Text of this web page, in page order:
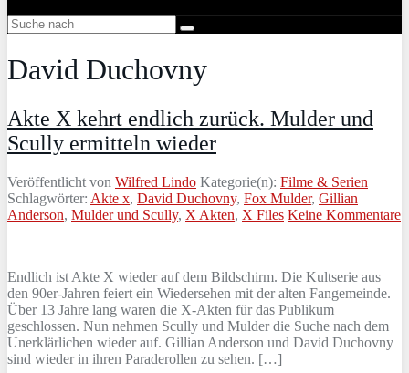
David Duchovny
Akte X kehrt endlich zurück. Mulder und
Scully ermitteln wieder
Veröffentlicht von Wilfred Lindo Kategorie(n): Filme & Serien
Schlagwörter: Akte x, David Duchovny, Fox Mulder, Gillian
Anderson, Mulder und Scully, X Akten, X Files Keine Kommentare
Endlich ist Akte X wieder auf dem Bildschirm. Die Kultserie aus
den 90er-Jahren feiert ein Wiedersehen mit der alten Fangemeinde.
Über 13 Jahre lang waren die X-Akten für das Publikum
geschlossen. Nun nehmen Scully und Mulder die Suche nach dem
Unerklärlichen wieder auf. Gillian Anderson und David Duchovny
sind wieder in ihren Paraderollen zu sehen. […]